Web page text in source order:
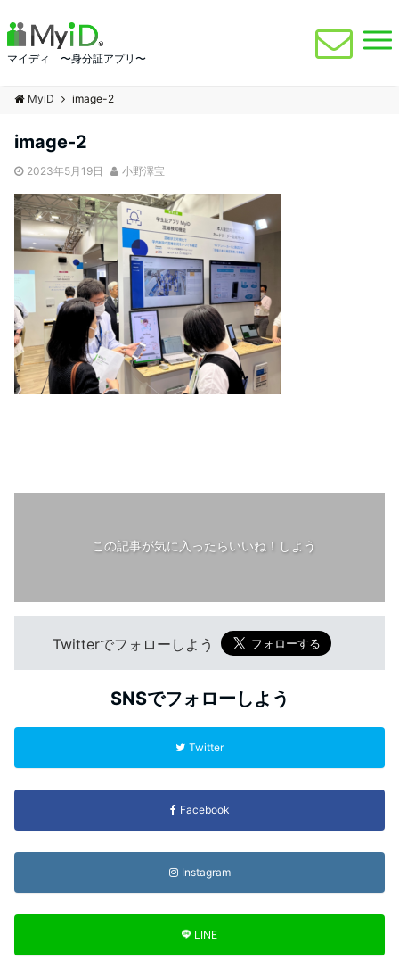
マイディ 〜身分証アプリ〜
MyiD image-2
image-2
2023年5月19日 小野澤宝
この記事が気に入ったらいいね！しよう
Twitterでフォローしよう
SNSでフォローしよう
Twitter
Facebook
Instagram
LINE